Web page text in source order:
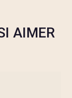
AIMER